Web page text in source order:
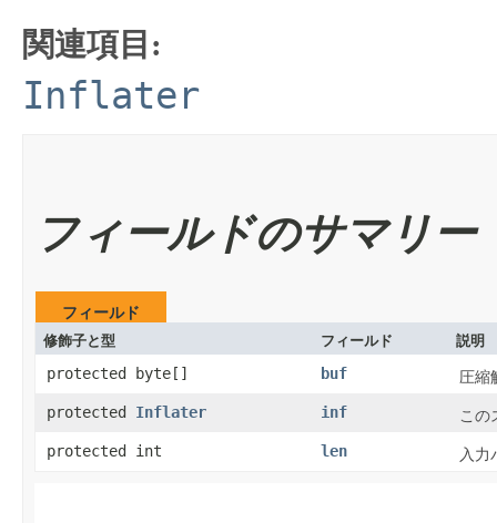
関連項目:
Inflater
フィールドのサマリー
フィールド
修飾子と型
フィールド 説明
protected byte[] buf 圧縮
protected Inflater inf この
protected int len 入力